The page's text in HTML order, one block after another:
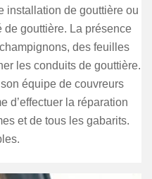
installation de gouttière ou
de gouttière. La présence
des feuilles
les conduits de gouttière.
équipe de couvreurs
d’effectuer la réparation
et de tous les gabarits.